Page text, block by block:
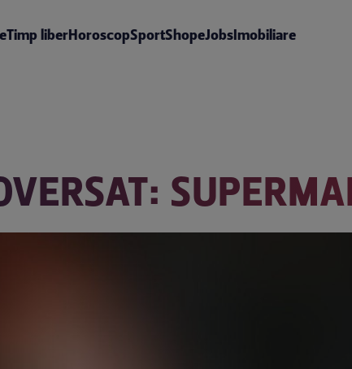
Timp liberHoroscopSportShopeJobsImobiliare